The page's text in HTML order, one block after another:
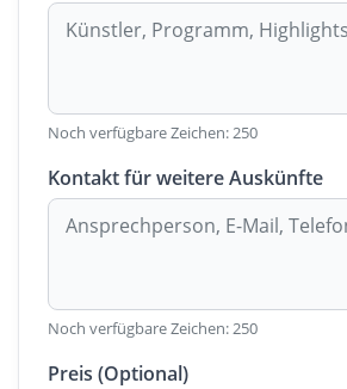
Noch verfügbare Zeichen:250
Kontakt für weitere Auskünfte
Noch verfügbare Zeichen:250
Preis (Optional)